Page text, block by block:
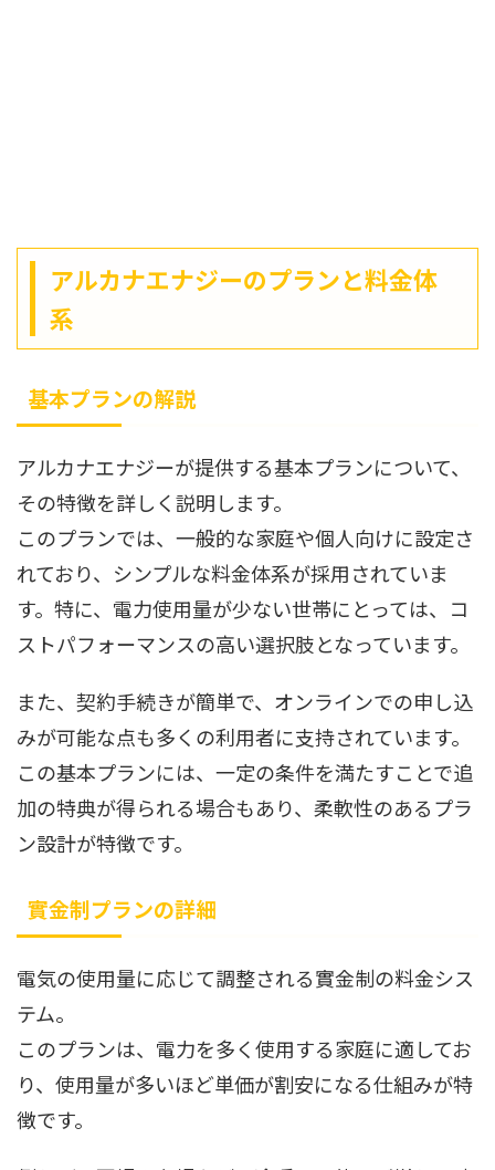
アルカナエナジーのプランと料金体
系
基本プランの解説
アルカナエナジーが提供する基本プランについて、
その特徴を詳しく説明します。
このプランでは、一般的な家庭や個人向けに設定さ
れており、シンプルな料金体系が採用されていま
す。特に、電力使用量が少ない世帯にとっては、コ
ストパフォーマンスの高い選択肢となっています。
また、契約手続きが簡単で、オンラインでの申し込
みが可能な点も多くの利用者に支持されています。
この基本プランには、一定の条件を満たすことで追
加の特典が得られる場合もあり、柔軟性のあるプラ
ン設計が特徴です。
實金制プランの詳細
電気の使用量に応じて調整される實金制の料金シス
テム。
このプランは、電力を多く使用する家庭に適してお
り、使用量が多いほど単価が割安になる仕組みが特
徴です。